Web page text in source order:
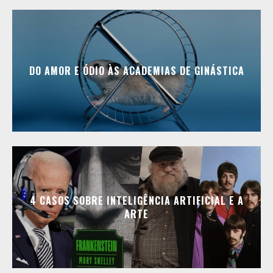
DO AMOR E ÓDIO ÀS ACADEMIAS DE GINÁSTICA
4 CASOS SOBRE INTELIGÊNCIA ARTIFICIAL E A
ARTE